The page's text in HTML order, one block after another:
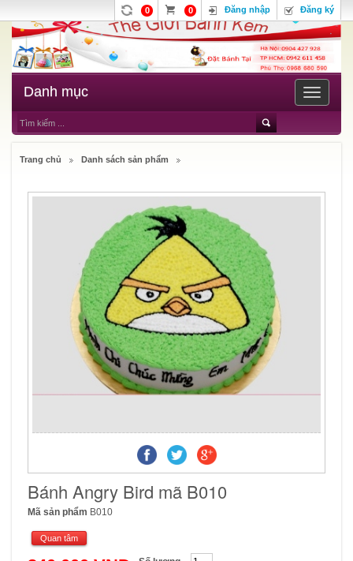
0 0 Đăng nhập Đăng ký
Toggle
Danh mục
Trang chủ Danh sách sản phẩm
Bánh Angry Bird mã B010
Mã sản phẩm B010
Quan tâm